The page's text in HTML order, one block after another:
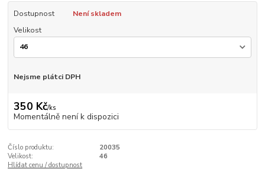
Dostupnost
Není skladem
Velikost
Nejsme plátci DPH
350 Kč/ks
Momentálně není k dispozici
Číslo produktu:
20035
Velikost:
46
Hlídat cenu / dostupnost